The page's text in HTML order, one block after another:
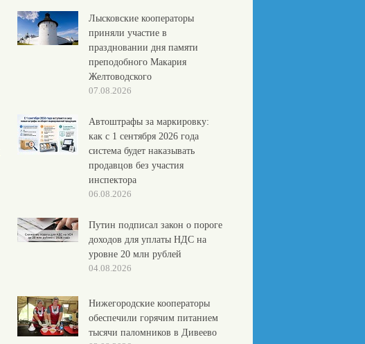
Лысковские кооператоры
приняли участие в
праздновании дня памяти
преподобного Макария
Желтоводского
07.08.2026
Автоштрафы за маркировку:
как с 1 сентября 2026 года
система будет наказывать
продавцов без участия
инспектора
06.08.2026
Путин подписал закон о пороге
доходов для уплаты НДС на
уровне 20 млн рублей
04.08.2026
Нижегородские кооператоры
обеспечили горячим питанием
тысячи паломников в Дивеево